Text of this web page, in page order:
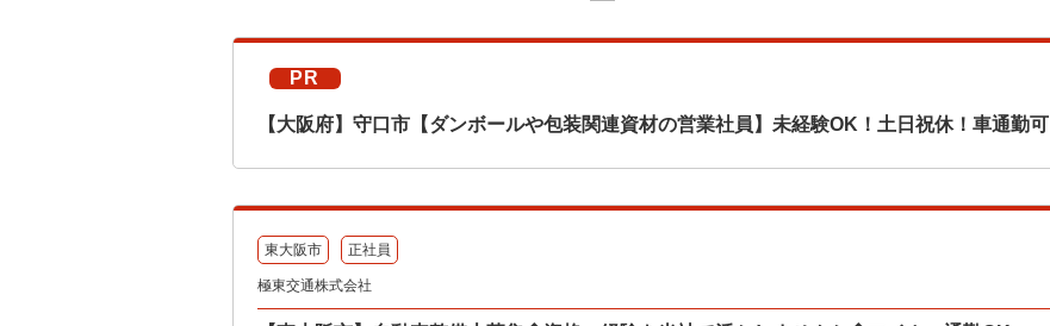
PR
【大阪府】守口市【ダンボールや包装関連資材の営業社員】未経験OK！土日祝休！車通勤可
東大阪市 正社員
極東交通株式会社